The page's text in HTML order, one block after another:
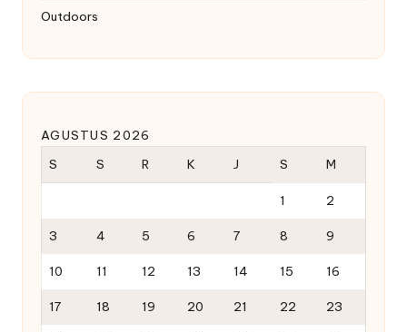
Outdoors
AGUSTUS 2026
S
S R K J S M
1 2
3 4 5 6 7 8 9
10 11 12 13 14 15 16
17 18 19 20 21 22 23